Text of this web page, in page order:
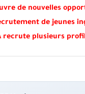
de nouvelles
de jeunes
recrute plusieurs